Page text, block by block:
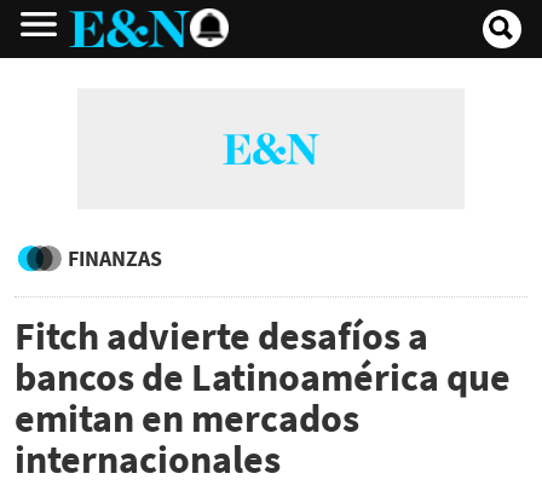
FINANZAS
Fitch advierte desafíos a
bancos de Latinoamérica que
emitan en mercados
internacionales